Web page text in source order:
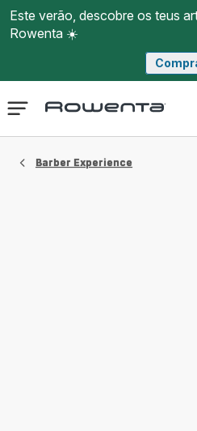
Este verão, descobre os teus
Rowenta ☀️
Abrir
Barber Experience